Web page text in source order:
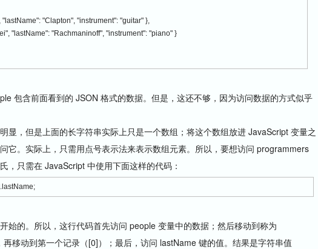
"Clapton", "instrument": "guitar" },
"lastName": "Rachmaninoff", "instrument": "piano" }
包含前面看到的 JSON 格式的数据。但是，这还不够，因为访问数据的方式似乎
显，但是上面的长字符串实际上只是一个数组；将这个数组放进 JavaScript 变量之
它。实际上，只需用点号表示法来表示数组元素。所以，要想访问 programmers
，只需在 JavaScript 中使用下面这样的代码：
始的。所以，这行代码首先访问 people 变量中的数据；然后移动到称为
移动到第一个记录（[0]）；最后，访问 lastName 键的值。结果是字符串值